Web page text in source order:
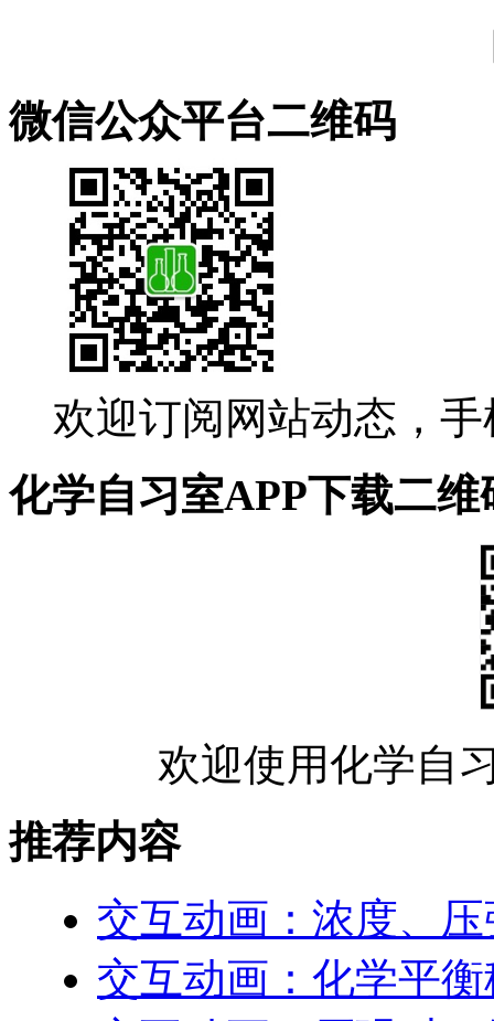
微信公众平台二维码
欢迎订阅网站动态，
化学自习室APP下载二维
欢迎使用化学自
推荐内容
交互动画：浓度、
交互动画：化学平